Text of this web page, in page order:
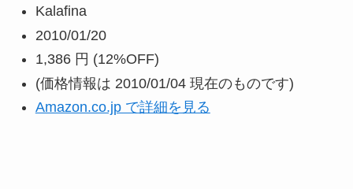
Kalafina
2010/01/20
1,386 円 (12%OFF)
(価格情報は 2010/01/04 現在のものです)
Amazon.co.jp で詳細を見る